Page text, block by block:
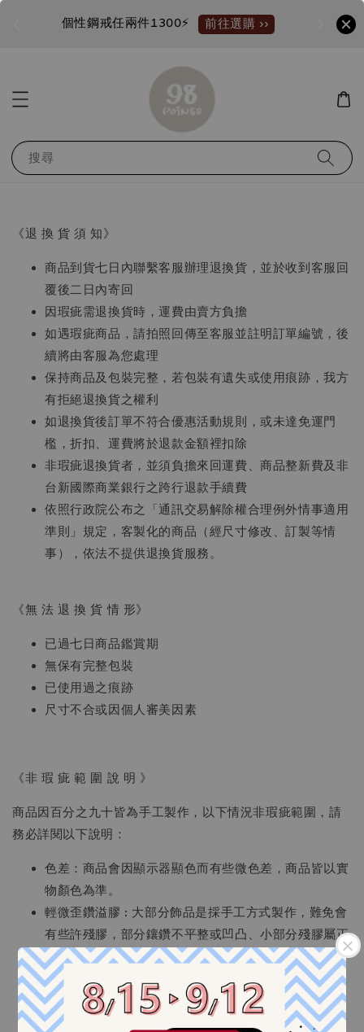
個性鋼戒任兩件1300⚡ 前往選購 ›› 加
搜尋
《退 換 貨 須 知》
商品到貨七日內聯繫客服辦理退換貨，並於收到客服回
覆後二日內寄回
因瑕疵需退換貨時，運費由賣方負擔
如遇瑕疵商品，請拍照回傳至客服並註明訂單編號，後
續將由客服為您處理
保持商品及包裝完整，若包裝有遺失或使用痕跡，我方
有拒絕退換貨之權利
如退換貨後訂單不符合優惠活動規則，或未達免運門
檻，折扣、運費將於退款金額裡扣除
非瑕疵退換貨者，並須負擔來回運費、商品整新費及非
台新國際商業銀行之跨行退款手續費
依照行政院公布之「通訊交易解除權合理例外情事適用
準則」規定，客製化的商品（經尺寸修改、訂製等情
事），依法不提供退換貨服務。
《無 法 退 換 貨 情 形》
已過七日商品鑑賞期
無保有完整包裝
已使用過之痕跡
尺寸不合或因個人審美因素
《非 瑕 疵 範 圍 說 明 》
商品因百分之九十皆為手工製作，以下情況非瑕疵範圍，請
務必詳閱以下說明：
色差：商品會因顯示器顯色而有些微色差，商品皆以實
物顏色為準。
輕微歪鑽溢膠 : 大部分飾品是採手工方式製作，難免會
有些許殘膠，部分鑲鑽不平整或凹凸、小部分殘膠屬正
常現象，非瑕疵範圍。
耳針發黑 : 發黑是出廠時焊接所造成，但為了避免過敏
反應而沒有再做電鍍發亮處理，非瑕疵範圍。
金屬刮痕 : 因運送過程會有重疊擺放，而有摩擦，導致